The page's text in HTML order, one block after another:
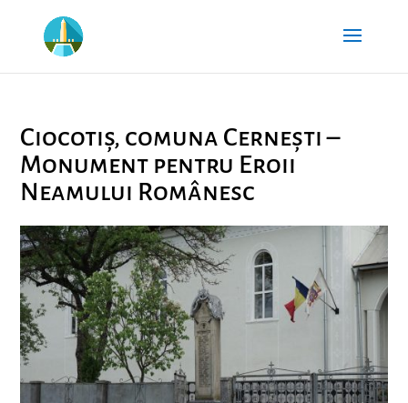
Ciocotiș, comuna Cernești –
Monument pentru Eroii
Neamului Românesc